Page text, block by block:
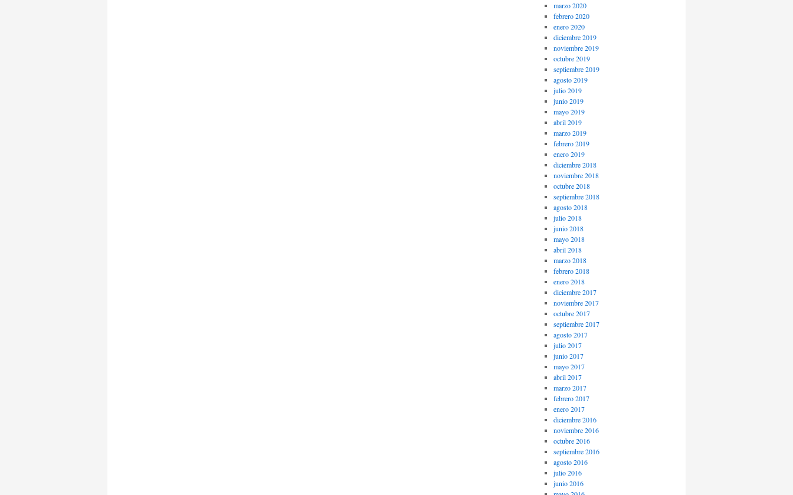
marzo 2020
febrero 2020
enero 2020
diciembre 2019
noviembre 2019
octubre 2019
septiembre 2019
agosto 2019
julio 2019
junio 2019
mayo 2019
abril 2019
marzo 2019
febrero 2019
enero 2019
diciembre 2018
noviembre 2018
octubre 2018
septiembre 2018
agosto 2018
julio 2018
junio 2018
mayo 2018
abril 2018
marzo 2018
febrero 2018
enero 2018
diciembre 2017
noviembre 2017
octubre 2017
septiembre 2017
agosto 2017
julio 2017
junio 2017
mayo 2017
abril 2017
marzo 2017
febrero 2017
enero 2017
diciembre 2016
noviembre 2016
octubre 2016
septiembre 2016
agosto 2016
julio 2016
junio 2016